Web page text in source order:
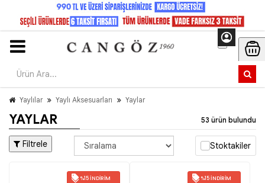
Yaylılar Yaylı Aksesuarları Yaylar
YAYLAR 53 ürün bulundu
Filtrele Stoktakiler
%15 İNDIRIM %15 İNDIRIM